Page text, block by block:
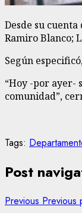
Desde su
Ramiro Blanco;
Según
“Hoy -por ayer-
comunidad”,
Tags:
Post
Previous Previous